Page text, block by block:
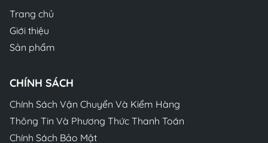
Trang chủ
Giới thiệu
Sản phẩm
CHÍNH SÁCH
Chính Sách Vận Chuyển Và Kiểm Hàng
Thông Tin Và Phương Thức Thanh Toán
Chính Sách Bảo Mật